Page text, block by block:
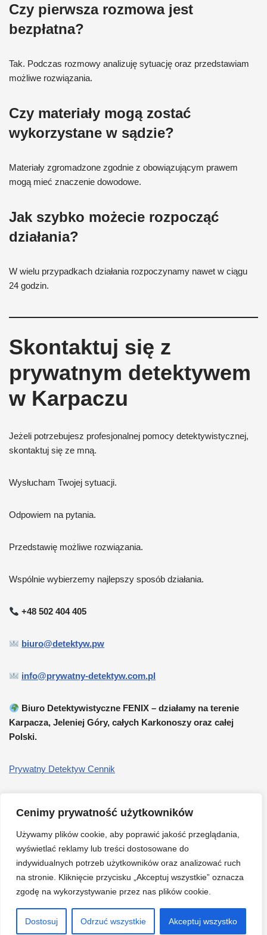
Cenimy prywatność użytkowników
Używamy plików cookie, aby poprawić jakość przeglądania,
wyświetlać reklamy lub treści dostosowane do
indywidualnych potrzeb użytkowników oraz analizować ruch
na stronie. Kliknięcie przycisku „Akceptuj wszystkie” oznacza
zgodę na wykorzystywanie przez nas plików cookie.
Dostosuj Odrzuć wszystkie Akceptuj wszystko
Czy pierwsza rozmowa jest
bezpłatna?
Tak. Podczas rozmowy analizuję sytuację oraz przedstawiam
możliwe rozwiązania.
Czy materiały mogą zostać
wykorzystane w sądzie?
Materiały zgromadzone zgodnie z obowiązującym prawem
mogą mieć znaczenie dowodowe.
Jak szybko możecie rozpocząć
działania?
W wielu przypadkach działania rozpoczynamy nawet w ciągu
24 godzin.
Skontaktuj się z
prywatnym detektywem
w Karpaczu
Jeżeli potrzebujesz profesjonalnej pomocy detektywistycznej,
skontaktuj się ze mną.
Wysłucham Twojej sytuacji.
Odpowiem na pytania.
Przedstawię możliwe rozwiązania.
Wspólnie wybierzemy najlepszy sposób działania.
+48 502 404 405
biuro@detektyw.pw
info@prywatny-detektyw.com.pl
Biuro Detektywistyczne FENIX – działamy na terenie
Karpacza, Jeleniej Góry, całych Karkonoszy oraz całej
Polski.
Prywatny Detektyw Cennik
Osoby Zaginione Youtube
Facebook
O mnie